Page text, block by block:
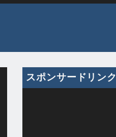
スポンサードリンク